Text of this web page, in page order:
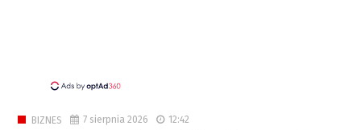
BIZNES 7 sierpnia 2026 12:42